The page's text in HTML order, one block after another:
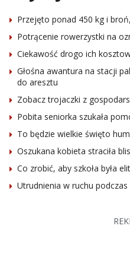
Przejęto ponad 450 kg i
Potrącenie rowerzystki na
Ciekawość drogo ich
Głośna awantura na stacji
do aresztu
Zobacz trojaczki z
Pobita seniorka szukała
To będzie wielkie święto
Oszukana kobieta straciła
Co zrobić, aby szkoła była
Utrudnienia w ruchu podczas